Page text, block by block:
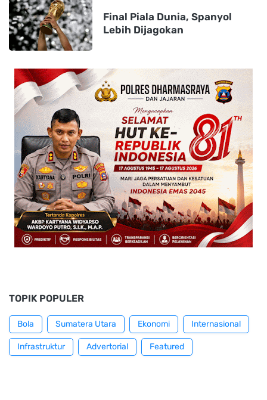
Final Piala Dunia, Spanyol
Lebih Dijagokan
TOPIK POPULER
Bola Sumatera Utara Ekonomi Internasional
Infrastruktur Advertorial Featured